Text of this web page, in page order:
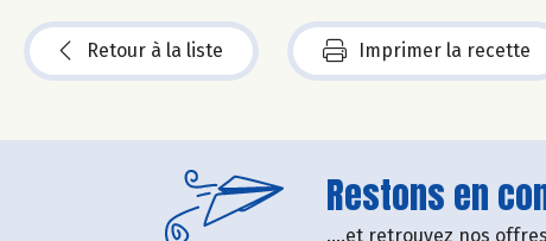
Retour à la liste Imprimer la recette
Restons en
....et retrouvez nos